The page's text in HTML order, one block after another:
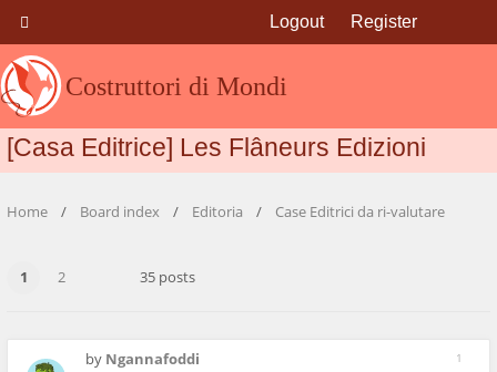
Costruttori di Mondi
Logout Register
[Casa Editrice] Les Flâneurs Edizioni
Home Board index Editoria Case Editrici da ri-valutare
1 2 35 posts
1
by Ngannafoddi